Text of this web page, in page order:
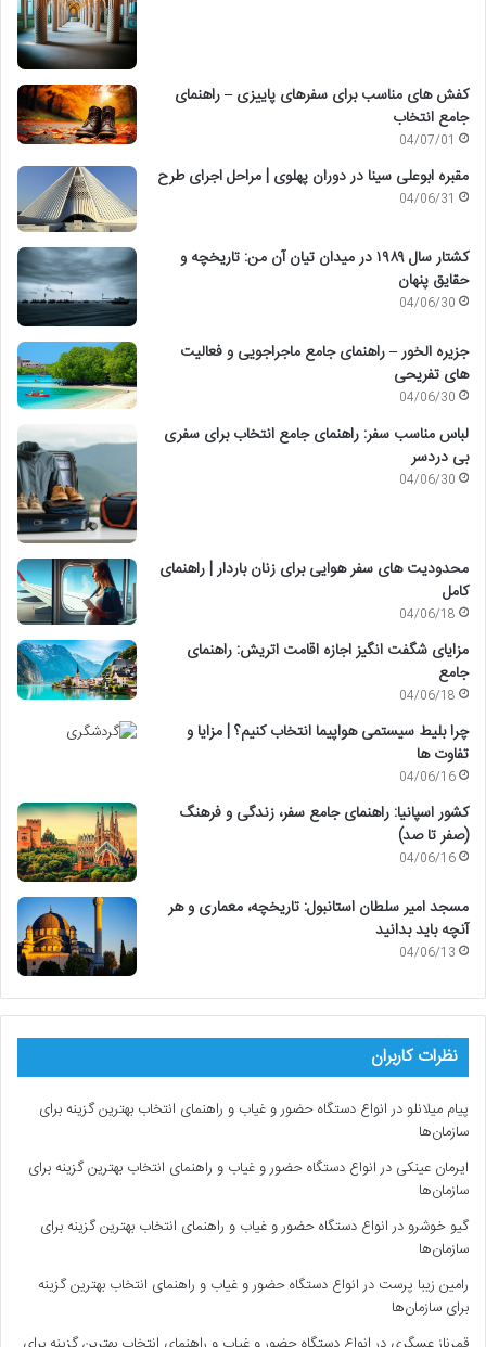
کفش های مناسب برای سفرهای پاییزی – راهنمای
جامع انتخاب
04/07/01
مقبره ابوعلی سینا در دوران پهلوی | مراحل اجرای طرح
04/06/31
کشتار سال ۱۹۸۹ در میدان تیان آن من: تاریخچه و
حقایق پنهان
04/06/30
جزیره الخور – راهنمای جامع ماجراجویی و فعالیت
های تفریحی
04/06/30
لباس مناسب سفر: راهنمای جامع انتخاب برای سفری
بی دردسر
04/06/30
محدودیت های سفر هوایی برای زنان باردار | راهنمای
کامل
04/06/18
مزایای شگفت انگیز اجازه اقامت اتریش: راهنمای
جامع
04/06/18
چرا بلیط سیستمی هواپیما انتخاب کنیم؟ | مزایا و
تفاوت ها
04/06/16
کشور اسپانیا: راهنمای جامع سفر، زندگی و فرهنگ
(صفر تا صد)
04/06/16
مسجد امیر سلطان استانبول: تاریخچه، معماری و هر
آنچه باید بدانید
04/06/13
نظرات کاربران
پیام میلانلو درانواع دستگاه حضور و غیاب و راهنمای انتخاب بهترین گزینه برای
سازمان‌ها
ایرمان عینکی درانواع دستگاه حضور و غیاب و راهنمای انتخاب بهترین گزینه برای
سازمان‌ها
گیو خوشرو درانواع دستگاه حضور و غیاب و راهنمای انتخاب بهترین گزینه برای
سازمان‌ها
رامین زیبا پرست درانواع دستگاه حضور و غیاب و راهنمای انتخاب بهترین گزینه
برای سازمان‌ها